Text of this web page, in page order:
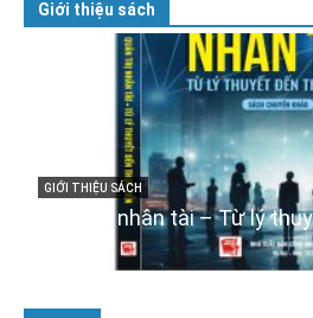
Giới thiệu sách
GIỚI THIỆU SÁCH
Cuốn sách “Tuyệt đối
với Đảng, Nhà nước và
tư cách người Công an
06/02/2025